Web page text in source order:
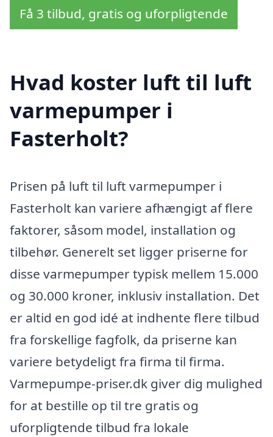
Få 3 tilbud, gratis og uforpligtende
Hvad koster luft til luft
varmepumper i
Fasterholt?
Prisen på luft til luft varmepumper i
Fasterholt kan variere afhængigt af flere
faktorer, såsom model, installation og
tilbehør. Generelt set ligger priserne for
disse varmepumper typisk mellem 15.000
og 30.000 kroner, inklusiv installation. Det
er altid en god idé at indhente flere tilbud
fra forskellige fagfolk, da priserne kan
variere betydeligt fra firma til firma.
Varmepumpe-priser.dk giver dig mulighed
for at bestille op til tre gratis og
uforpligtende tilbud fra lokale